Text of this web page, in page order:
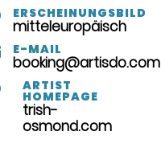
ERSCHEINUNGSBILD
mitteleuropäisch
E-MAIL
booking@artisdo.com
ARTIST
HOMEPAGE
trish-
osmond.com